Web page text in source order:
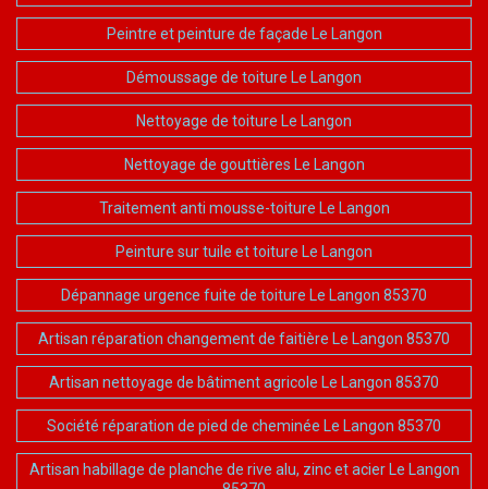
Peintre et peinture de façade Le Langon
Démoussage de toiture Le Langon
Nettoyage de toiture Le Langon
Nettoyage de gouttières Le Langon
Traitement anti mousse-toiture Le Langon
Peinture sur tuile et toiture Le Langon
Dépannage urgence fuite de toiture Le Langon 85370
Artisan réparation changement de faitière Le Langon 85370
Artisan nettoyage de bâtiment agricole Le Langon 85370
Société réparation de pied de cheminée Le Langon 85370
Artisan habillage de planche de rive alu, zinc et acier Le Langon